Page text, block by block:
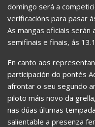
domingo será a
verificacións para pasar
As mangas oficiais serán
semifinais e finais, ás
En canto aos
participación do pontés
afrontar o seu segundo
piloto máis novo da
nas dúas últimas
salientable a presenza